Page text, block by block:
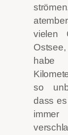
vielen
so
dass